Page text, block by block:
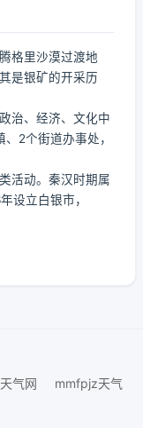
格里沙漠过渡地
是银矿的开采历
治、经济、文化中
2个街道办事处，
活动。秦汉时期属
设立白银市，
气网
mmfpjz天气